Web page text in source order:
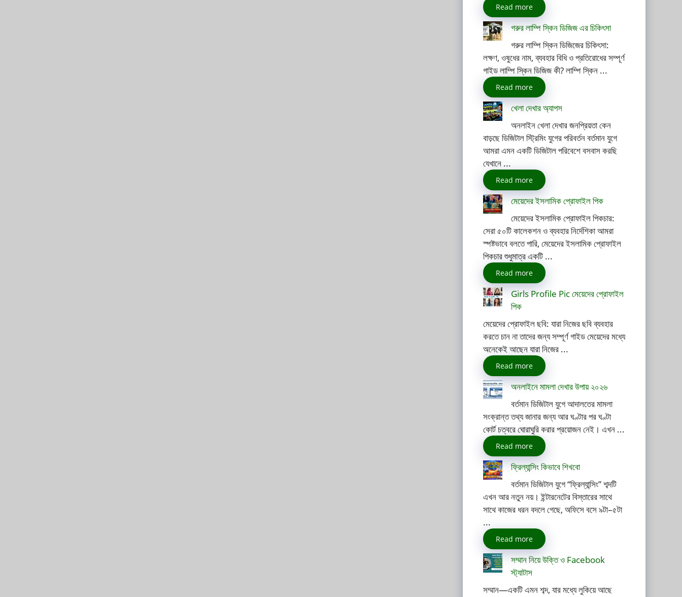
Read more
গরুর লাম্পি স্কিন ডিজিজ এর চিকিৎসা
গরুর লাম্পি স্কিন ডিজিজের চিকিৎসা:
লক্ষণ, ওষুধের নাম, ব্যবহার বিধি ও প্রতিরোধের সম্পূর্ণ
গাইড লাম্পি স্কিন ডিজিজ কী? লাম্পি স্কিন ...
Read more
খেলা দেখার অ্যাপস
অনলাইন খেলা দেখার জনপ্রিয়তা কেন
বাড়ছে ডিজিটাল স্ট্রিমিং যুগের পরিবর্তন বর্তমান যুগে
আমরা এমন একটি ডিজিটাল পরিবেশে বসবাস করছি
যেখানে ...
Read more
মেয়েদের ইসলামিক প্রোফাইল পিক
মেয়েদের ইসলামিক প্রোফাইল পিকচার:
সেরা ৫০টি কালেকশন ও ব্যবহার নির্দেশিকা আমরা
স্পষ্টভাবে বলতে পারি, মেয়েদের ইসলামিক প্রোফাইল
পিকচার শুধুমাত্র একটি ...
Read more
Girls Profile Pic মেয়েদের প্রোফাইল
পিক
মেয়েদের প্রোফাইল ছবি: যারা নিজের ছবি ব্যবহার
করতে চান না তাদের জন্য সম্পূর্ণ গাইড মেয়েদের মধ্যে
অনেকেই আছেন যারা নিজের ...
Read more
অনলাইনে মামলা দেখার উপায় ২০২৬
বর্তমান ডিজিটাল যুগে আদালতের মামলা
সংক্রান্ত তথ্য জানার জন্য আর ঘণ্টার পর ঘণ্টা
কোর্ট চত্বরে ঘোরাঘুরি করার প্রয়োজন নেই। এখন ...
Read more
ফ্রিল্যান্সিং কিভাবে শিখবো
বর্তমান ডিজিটাল যুগে “ফ্রিল্যান্সিং” শব্দটি
এখন আর নতুন নয়। ইন্টারনেটের বিস্তারের সাথে
সাথে কাজের ধরন বদলে গেছে, অফিসে বসে ৯টা–৫টা
...
Read more
সম্মান নিয়ে উক্তি ও Facebook
স্ট্যাটাস
সম্মান—একটি এমন শব্দ, যার মধ্যে লুকিয়ে আছে